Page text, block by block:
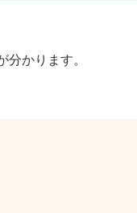
かります。